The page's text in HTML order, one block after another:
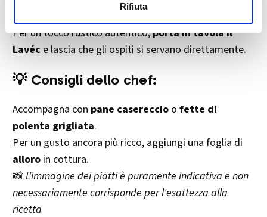
Rifiuta
Per un tocco rustico autentico,porta in tavola il
Lavéc e lascia che gli ospiti si servano direttamente.
💡 Consigli dello chef:
Accompagna con pane casereccio o fette di
polenta grigliata.
Per un gusto ancora più ricco, aggiungi una foglia di
alloro in cottura.
📸L'immagine dei piatti è puramente indicativa e non
necessariamente corrisponde per l'esattezza alla
ricetta